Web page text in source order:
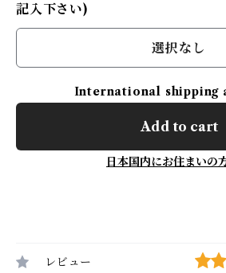
記入下さい)
選択なし
International shipping
Add to cart
日本国内にお住まいの
レビュー